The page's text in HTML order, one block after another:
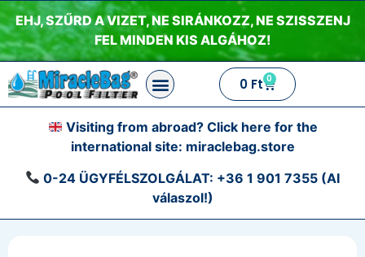
EHJ, SZŰRD A VIZET, NE SIRÁNKOZZ, NE SZISSZENJ
FEL MINDEN KIS ALGÁHOZ!
0 Ft 0
Visiting from abroad? Click here for the
international site: miraclebag.store
0-24 ÜGYFÉLSZOLGÁLAT: +36 1 901 7355 (AI
válaszol!)